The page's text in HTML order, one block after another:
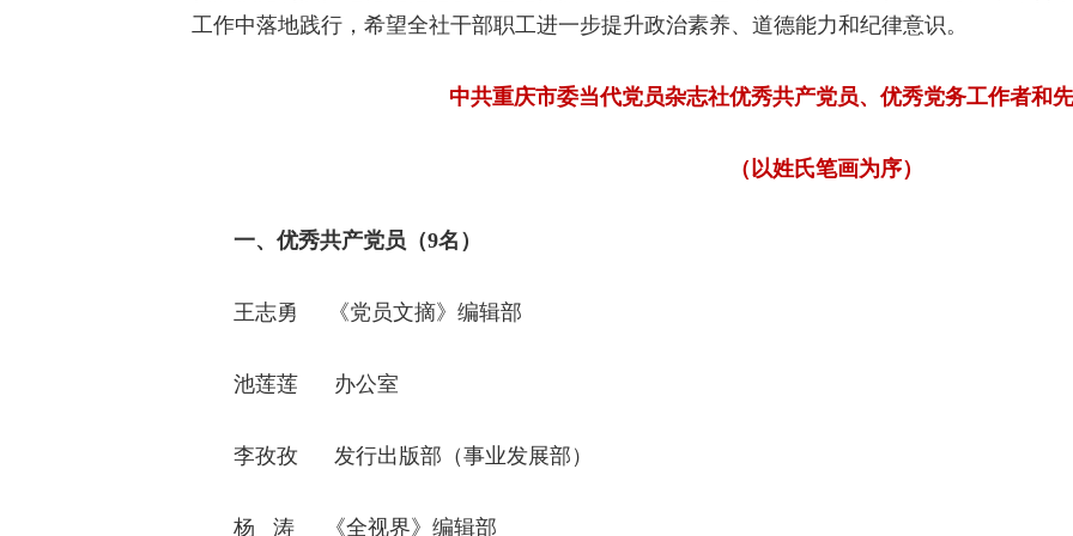
工作中落地践行，希望全社干部职工进一步提升政治素养、道德能力和纪律意识。
中共重庆市委当代党员杂志社优秀共产党员、优秀党务工作者和
（以姓氏笔画为序）
一、优秀共产党员（9名）
王志勇 《党员文摘》编辑部
池莲莲 办公室
李孜孜 发行出版部（事业发展部）
杨 涛 《全视界》编辑部